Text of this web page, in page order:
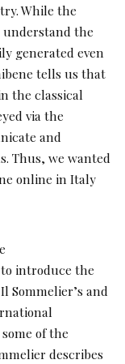
While the
the
generated even
tells us that
the classical
via the
and
Thus, we wanted
online in Italy
introduce the
Sommelier’s and
of the
describes